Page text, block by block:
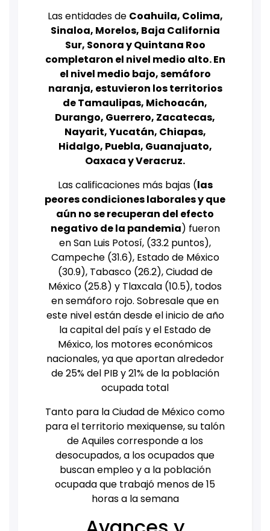
Las entidades de Coahuila, Colima,
Sinaloa, Morelos, Baja California
Sur, Sonora y Quintana Roo
completaron el nivel medio alto.En
el nivel medio bajo, semáforo
naranja, estuvieron los territorios
de Tamaulipas, Michoacán,
Durango, Guerrero, Zacatecas,
Nayarit, Yucatán, Chiapas,
Hidalgo, Puebla, Guanajuato,
Oaxaca y Veracruz.
Las calificaciones más bajas (las
peores condiciones laborales y que
aún no se recuperan del efecto
negativo de la pandemia) fueron
en San Luis Potosí, (33.2 puntos),
Campeche (31.6), Estado de México
(30.9), Tabasco (26.2), Ciudad de
México (25.8) y Tlaxcala (10.5), todos
en semáforo rojo. Sobresale que en
este nivel están desde el inicio de año
la capital del país y el Estado de
México, los motores económicos
nacionales, ya que aportan alrededor
de 25% del PIB y 21% de la población
ocupada total
Tanto para la Ciudad de México como
para el territorio mexiquense, su talón
de Aquiles corresponde a los
desocupados, a los ocupados que
buscan empleo y a la población
ocupada que trabajó menos de 15
horas a la semana